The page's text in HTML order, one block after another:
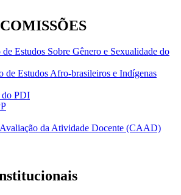
Estudos Sobre Gênero e Sexualidade do
Estudos Afro-brasileiros e Indígenas
do PDI
Avaliação da Atividade Docente (CAAD)